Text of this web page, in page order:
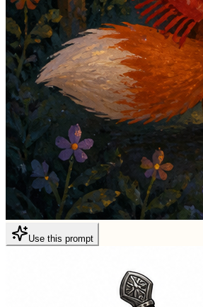
Use this prompt